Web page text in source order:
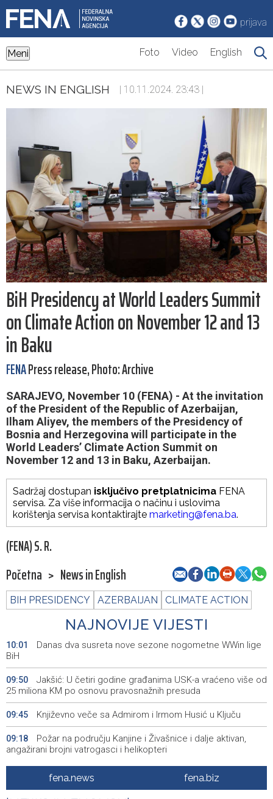
prijava
Meni Foto Video English
NEWS IN ENGLISH | 10.11.2024. 23:43 |
BiH Presidency at World Leaders Summit
on Climate Action on November 12 and 13
in Baku
FENAPress release, Photo: Archive
SARAJEVO, November 10 (FENA) - At the invitation
of the President of the Republic of Azerbaijan,
Ilham Aliyev, the members of the Presidency of
Bosnia and Herzegovina will participate in the
World Leaders’ Climate Action Summit on
November 12 and 13 in Baku, Azerbaijan.
Sadržaj dostupan isključivo pretplatnicima FENA
servisa. Za više informacija o načinu i uslovima
korištenja servisa kontaktirajte marketing@fena.ba.
(FENA) S. R.
Početna > News in English
BIH PRESIDENCY AZERBAIJAN CLIMATE ACTION
NAJNOVIJE VIJESTI
10:01
Danas dva susreta nove sezone nogometne WWin lige
BiH
09:50
Jakšić: U četiri godine građanima USK-a vraćeno više od
25 miliona KM po osnovu pravosnažnih presuda
09:45 Književno veče sa Admirom i Irmom Husić u Ključu
09:18
Požar na području Kanjine i Živašnice i dalje aktivan,
angažirani brojni vatrogasci i helikopteri
Erdogan: Sporazum iz Meke nije usmjeren ni protiv
jedne države, otvoren je i za prijateljske zemlje
fena.news fena.biz